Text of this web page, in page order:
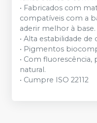
• Fabricados com
compatíveis com a
aderir melhor à base.
• Alta estabilidade
• Pigmentos
• Com
natural.
• Cumpre ISO 22112